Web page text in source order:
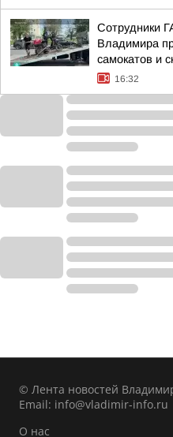
Сотрудники
Владимира
самокатов и
16:32
© Лента новостей
Email: info@vladimir-info.ru
О нас